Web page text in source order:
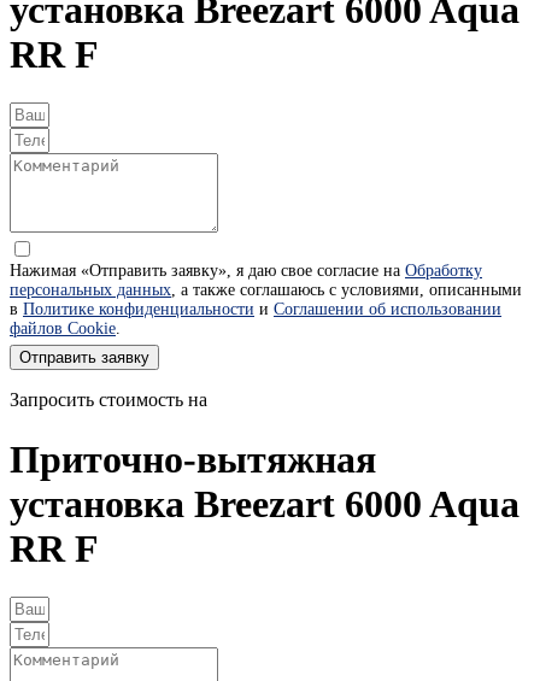
установка Breezart 6000 Aqua
RR F
Нажимая «Отправить заявку», я даю свое согласие на Обработку
персональных данных, а также соглашаюсь с условиями, описанными
в Политике конфиденциальности и Соглашении об использовании
файлов Cookie.
Отправить заявку
Запросить стоимость на
Приточно-вытяжная
установка Breezart 6000 Aqua
RR F